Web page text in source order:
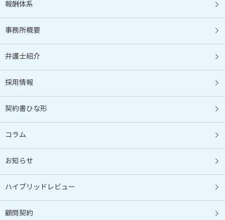
報酬体系
事務所概要
弁護士紹介
採用情報
契約書ひな形
コラム
お知らせ
ハイブリッドレビュー
顧問契約